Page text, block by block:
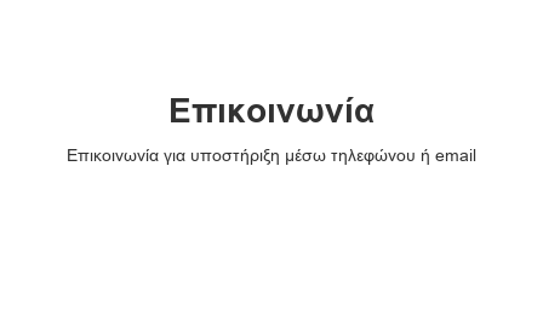
Επικοινωνία
Επικοινωνία για υποστήριξη μέσω τηλεφώνου ή email